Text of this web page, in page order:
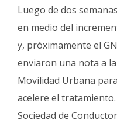
Luego de dos
en medio del
y, próximamente el
enviaron una nota a
Movilidad Urbana
acelere el
Sociedad de